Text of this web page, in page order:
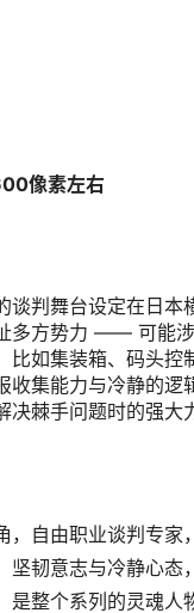
像素左右
谈判舞台设定在日
多方势力 —— 可能
比如集装箱、码头
收集能力与冷静的
棘手问题时的强大
，自由职业谈判专
坚韧意志与冷静心
整个系列的灵魂人